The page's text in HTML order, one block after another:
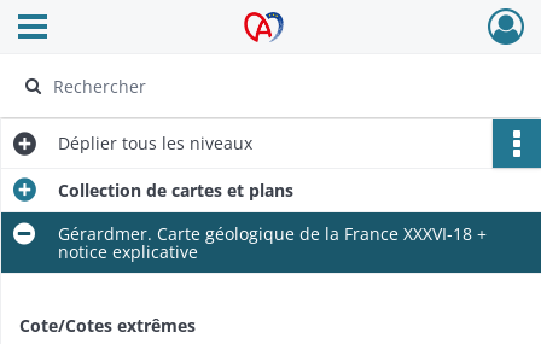
Archives Alsace - Colmar
Ouvrir le menu déroulant
Déplier tous les niveaux
Collection de cartes et plans
Gérardmer. Carte géologique de la France XXXVI-18 +
notice explicative
Cote/Cotes extrêmes